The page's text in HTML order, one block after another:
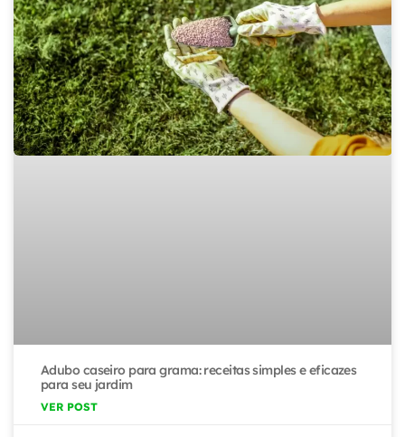
Adubo caseiro para grama: receitas simples e eficazes
para seu jardim
VER POST